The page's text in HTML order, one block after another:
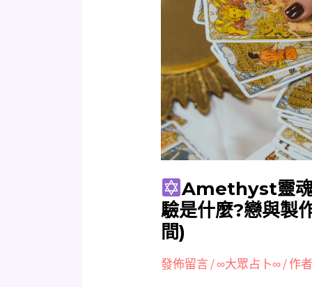
Amethyst靈
驗是什麼?戀與製
間)
發佈留言/∞大眾占卜∞/ 作
魂
我
的
前
世
今
生
靈
魂
考
驗